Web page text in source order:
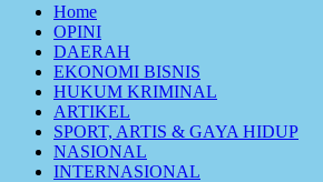
Primary
Menu
Home
OPINI
DAERAH
EKONOMI BISNIS
HUKUM KRIMINAL
ARTIKEL
SPORT, ARTIS & GAYA HIDUP
NASIONAL
INTERNASIONAL